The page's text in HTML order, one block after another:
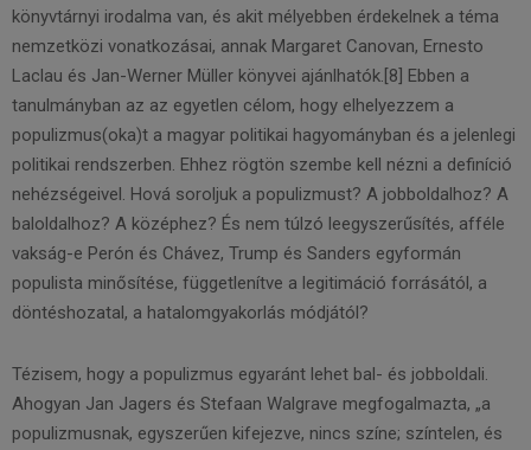
könyvtárnyi irodalma van, és akit mélyebben érdekelnek a téma
nemzetközi vonatkozásai, annak Margaret Canovan, Ernesto
Laclau és Jan-Werner Müller könyvei ajánlhatók.[8] Ebben a
tanulmányban az az egyetlen célom, hogy elhelyezzem a
populizmus(oka)t a magyar politikai hagyományban és a jelenlegi
politikai rendszerben. Ehhez rögtön szembe kell nézni a definíció
nehézségeivel. Hová soroljuk a populizmust? A jobboldalhoz? A
baloldalhoz? A középhez? És nem túlzó leegyszerűsítés, afféle
vakság-e Perón és Chávez, Trump és Sanders egyformán
populista minősítése, függetlenítve a legitimáció forrásától, a
döntéshozatal, a hatalomgyakorlás módjától?
Tézisem, hogy a populizmus egyaránt lehet bal- és jobboldali.
Ahogyan Jan Jagers és Stefaan Walgrave megfogalmazta, „a
populizmusnak, egyszerűen kifejezve, nincs színe; színtelen, és